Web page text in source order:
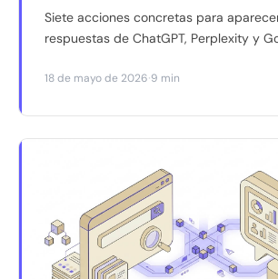
Siete acciones concretas para
respuestas de ChatGPT, Perplexity y
implementables esta semana.
18 de mayo de 2026·9 min